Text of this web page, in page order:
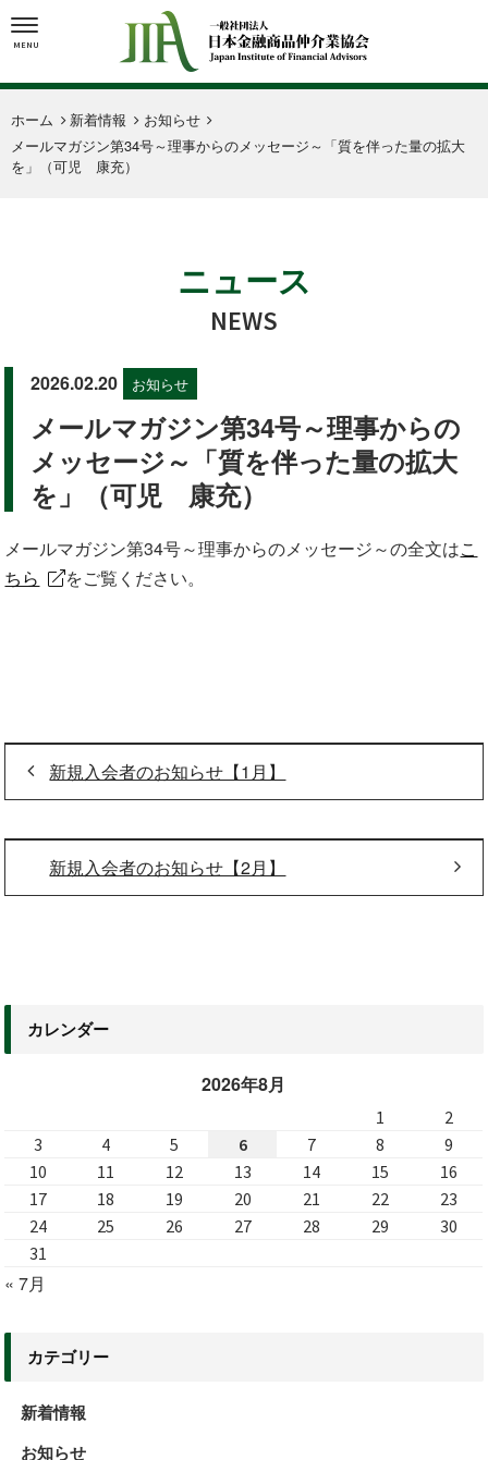
MENU
ホーム 新着情報
お知らせ
メールマガジン第34号～理事からのメッセージ～「質を伴った量の拡大
を」（可児 康充）
ニュース
NEWS
2026.02.20 お知らせ
メールマガジン第34号～理事からの
メッセージ～「質を伴った量の拡大
を」（可児 康充）
メールマガジン第34号～理事からのメッセージ～の全文はこ
ちら
をご覧ください。
新規入会者のお知らせ【1月】
新規入会者のお知らせ【2月】
カレンダー
2026年8月
1
2
3
4 5 6 7 8
9
10
11 12 13 14 15
16
17
18 19 20 21 22
23
24
25 26 27 28 29
30
31
« 7月
カテゴリー
新着情報
お知らせ